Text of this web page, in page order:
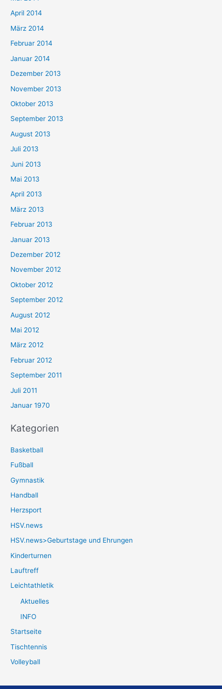
April 2014
März 2014
Februar 2014
Januar 2014
Dezember 2013
November 2013
Oktober 2013
September 2013
August 2013
Juli 2013
Juni 2013
Mai 2013
April 2013
März 2013
Februar 2013
Januar 2013
Dezember 2012
November 2012
Oktober 2012
September 2012
August 2012
Mai 2012
März 2012
Februar 2012
September 2011
Juli 2011
Januar 1970
Kategorien
Basketball
Fußball
Gymnastik
Handball
Herzsport
HSV.news
HSV.news>Geburtstage und Ehrungen
Kinderturnen
Lauftreff
Leichtathletik
Aktuelles
INFO
Startseite
Tischtennis
Volleyball